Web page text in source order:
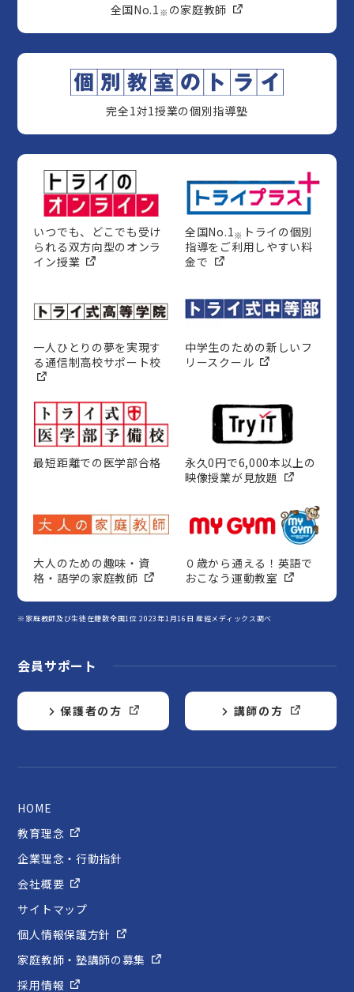
全国No.1 ※ の家庭教師
完全1対1授業の個別指導塾
いつでも、どこでも受け
られる双方向型のオンラ
イン授業
全国No.1※ トライの個別
指導をご利用しやすい料
金で
一人ひとりの夢を実現す
る通信制高校サポート校
中学生のための新しいフ
リースクール
最短距離での医学部合格
永久0円で6,000本以上の
映像授業が見放題
大人のための趣味・資
格・語学の家庭教師
０歳から通える！英語で
おこなう運動教室
※家庭教師及び生徒在籍数全国1位 2023年1月16日 産經メディックス調べ
会員サポート
保護者の方 講師の方
HOME
教育理念
企業理念・行動指針
会社概要
サイトマップ
個人情報保護方針
家庭教師・塾講師の募集
採用情報